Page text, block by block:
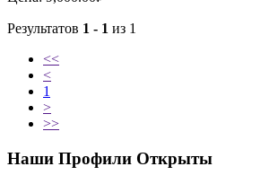
Результатов 1 - 1 из 1
<<
<
1
>
>>
Наши Профили Открыты